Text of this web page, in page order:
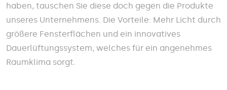
haben, tauschen Sie diese doch gegen die Produkte
unseres Unternehmens. Die Vorteile: Mehr Licht durch
größere Fensterflächen und ein innovatives
Dauerlüftungssystem, welches für ein angenehmes
Raumklima sorgt.